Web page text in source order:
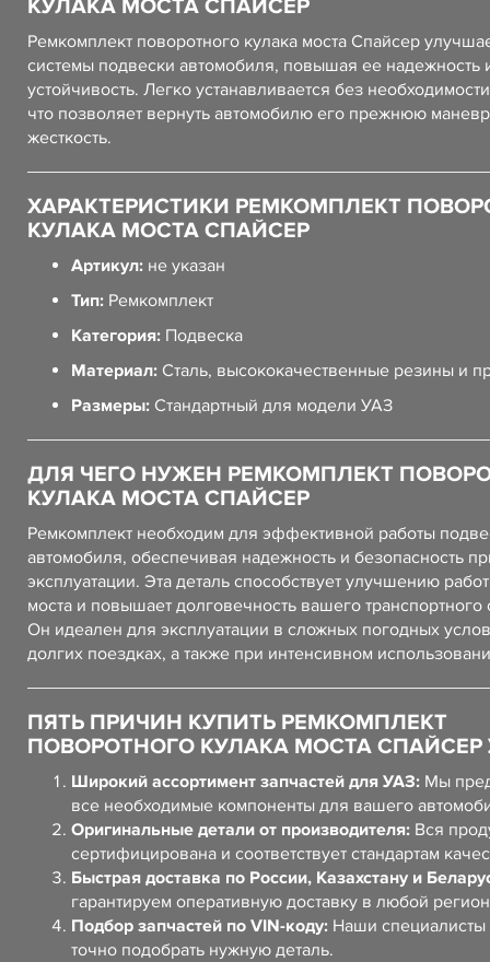
КУЛАКА МОСТА СПАЙСЕР
Ремкомплект поворотного кулака моста Спайсер
системы подвески автомобиля, повышая ее надежность
устойчивость. Легко устанавливается без
что позволяет вернуть автомобилю его прежнюю
жесткость.
ХАРАКТЕРИСТИКИ РЕМКОМПЛЕКТ
КУЛАКА МОСТА СПАЙСЕР
Артикул: не указан
Тип: Ремкомплект
Категория: Подвеска
Материал: Сталь, высококачественные резины и
Размеры: Стандартный для модели УАЗ
ДЛЯ ЧЕГО НУЖЕН РЕМКОМПЛЕКТ
КУЛАКА МОСТА СПАЙСЕР
Ремкомплект необходим для эффективной работы
автомобиля, обеспечивая надежность и безопасность
эксплуатации. Эта деталь способствует улучшению
моста и повышает долговечность вашего транспортного
Он идеален для эксплуатации в сложных погодных
долгих поездках, а также при интенсивном
ПЯТЬ ПРИЧИН КУПИТЬ РЕМКОМПЛЕКТ
ПОВОРОТНОГО КУЛАКА МОСТА СПАЙСЕР
Широкий ассортимент запчастей для УАЗ: Мы
все необходимые компоненты для вашего
Оригинальные детали от производителя: Вся
сертифицирована и соответствует стандартам
Быстрая доставка по России, Казахстану и
гарантируем оперативную доставку в любой
Подбор запчастей по VIN-коду: Наши специалисты
точно подобрать нужную деталь.